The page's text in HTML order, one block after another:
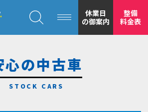
休業日
の御案内
整備
料金表
心の中古車